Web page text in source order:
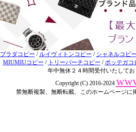
プラダコピー / ルイヴィトンコピー / シャネルコピ
MIUMIUコピー / トリーバーチコピー /ボッテガコ
年中無休２４時間受付いたして
Copyright (C) 2016-2024
禁無断複製、無断転載、このホームページ